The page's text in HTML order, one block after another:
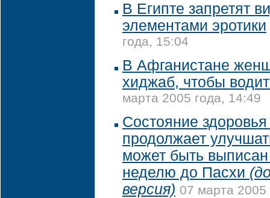
В Египте запретят
элементами эротики
года, 15:04
В Афганистане
хиджаб, чтобы
марта 2005 года, 14:49
Состояние
продолжает
может быть выписан
неделю до Пасхи
версия) 07 марта 2005